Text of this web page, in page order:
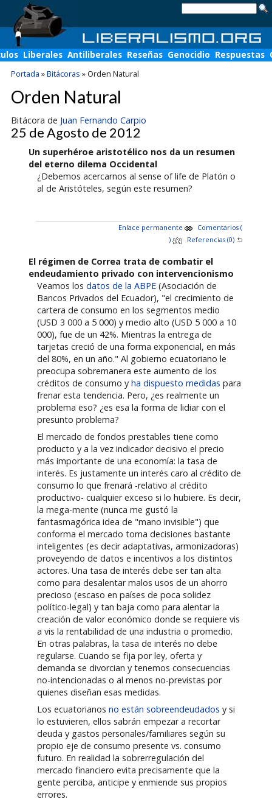
Liberales Antiliberales Reseñas Genocidio Respuestas
Portada »Bitácoras »Orden Natural
Orden Natural
Bitácora de Juan Fernando Carpio
25 de Agosto de 2012
Un superhéroe aristotélico nos da un resumen
del eterno dilema Occidental
¿Debemos acercarnos al sense of life de Platón o
al de Aristóteles, según este resumen?
Enlace permanente
Comentarios (
)
Referencias (0)
El régimen de Correa trata de combatir el
endeudamiento privado con intervencionismo
Veamos losdatos de la ABPE (Asociación de
Bancos Privados del Ecuador), "el crecimiento de
cartera de consumo en los segmentos medio
(USD 3 000 a 5 000) y medio alto (USD 5 000 a 10
000), fue de un 42%. Mientras la entrega de
tarjetas creció de una forma exponencial, en más
del 80%, en un año." Al gobierno ecuatoriano le
preocupa sobremanera este aumento de los
créditos de consumo yha dispuesto medidas para
frenar esta tendencia. Pero, ¿es realmente un
problema eso? ¿es esa la forma de lidiar con el
presunto problema?
El mercado de fondos prestables tiene como
producto y a la vez indicador decisivo el precio
más importante de una economía: la tasa de
interés. Es justamente un interés caro al crédito de
consumo lo que frenará -relativo al crédito
productivo- cualquier exceso si lo hubiere. Es decir,
la mega-mente (nunca me gustó la
fantasmagórica idea de "mano invisible") que
conforma el mercado toma decisiones bastante
inteligentes (es decir adaptativas, armonizadoras)
proveyendo de datos e incentivos a los distintos
actores. Una tasa de interés debe ser tan alta
como para desalentar malos usos de un ahorro
precioso (escaso en países de poca solidez
político-legal) y tan baja como para alentar la
creación de valor económico donde se requiere vis
a vis la rentabilidad de una industria o promedio.
En otras palabras, la tasa de interés no debe
regularse. Cuando se fija por ley, oferta y
demanda se divorcian y tenemos consecuencias
no-intencionadas o al menos no-previstas por
quienes diseñan esas medidas.
Los ecuatorianosno están sobreendeudados y si
lo estuvieren, ellos sabrán empezar a recortar
deuda y gastos personales/familiares según su
propio eje de consumo presente vs. consumo
futuro. En realidad la sobrerregulación del
mercado financiero evita precisamente que la
gente perciba, anticipe y enmiende sus propios
errores.